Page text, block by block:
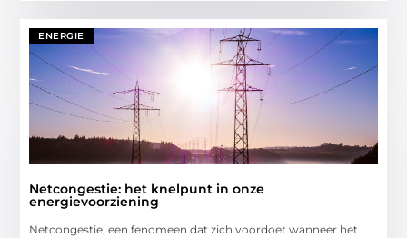
ENERGIE
Netcongestie: het knelpunt in onze
energievoorziening
Netcongestie, een fenomeen dat zich voordoet wanneer het